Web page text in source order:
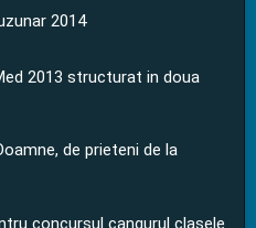
2014
2013 structurat in doua
de prieteni de la
concursul cangurul clasele